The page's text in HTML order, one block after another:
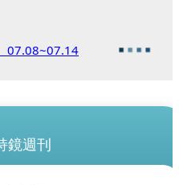
07.08~07.14
鏡週刊